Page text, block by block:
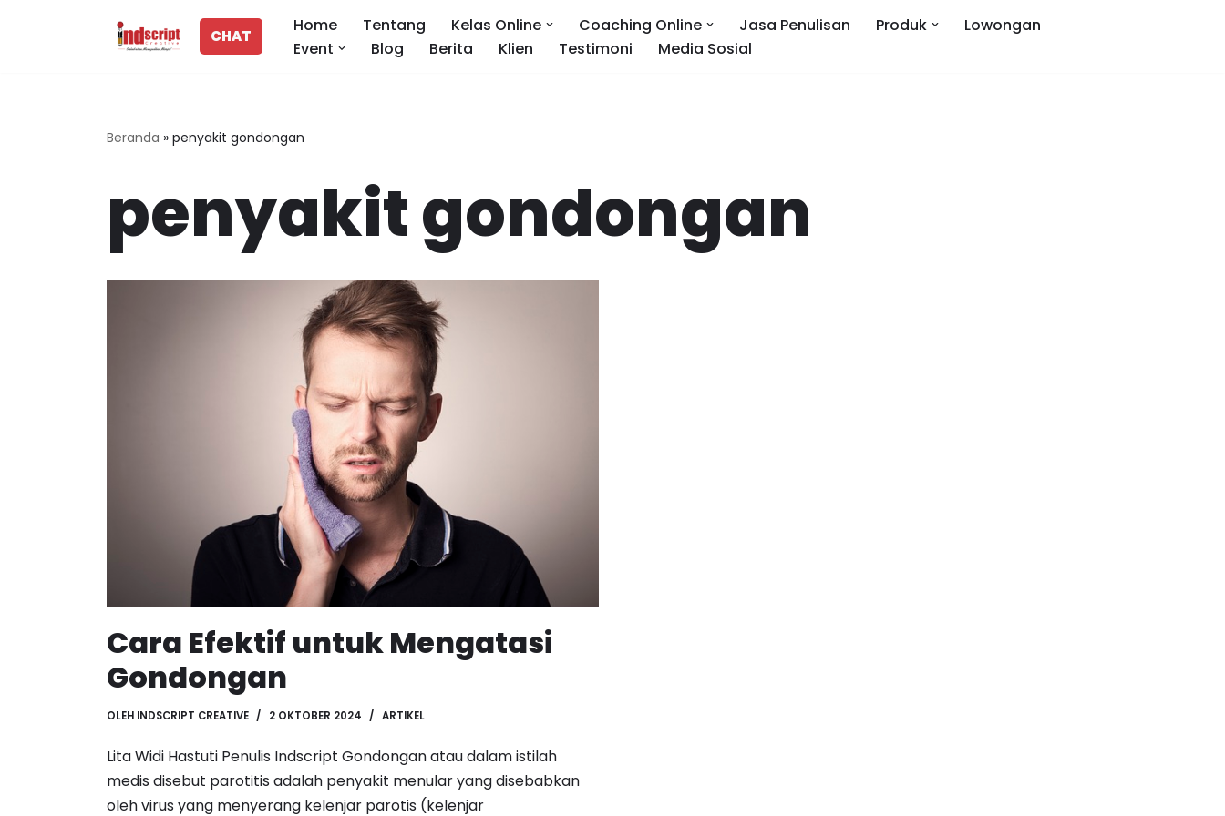
CHAT
Home Tentang Kelas Online Coaching Online Jasa Penulisan Produk
Lowongan
Event
Blog Berita Klien Testimoni Media Sosial
Beranda » penyakit gondongan
penyakit gondongan
Cara Efektif untuk Mengatasi
Gondongan
OLEH INDSCRIPT CREATIVE 2 OKTOBER 2024 ARTIKEL
Lita Widi Hastuti Penulis Indscript Gondongan atau dalam istilah
medis disebut parotitis adalah penyakit menular yang disebabkan
oleh virus yang menyerang kelenjar parotis (kelenjar